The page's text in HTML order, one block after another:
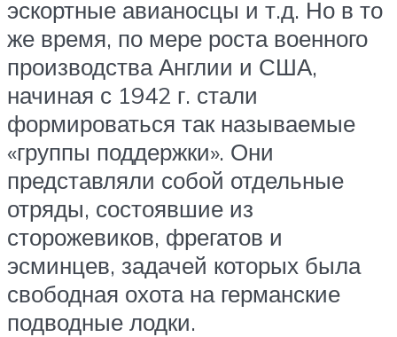
эскортные авианосцы и т.д. Но в то
же время, по мере роста военного
производства Англии и США,
начиная с 1942 г. стали
формироваться так называемые
«группы поддержки». Они
представляли собой отдельные
отряды, состоявшие из
сторожевиков, фрегатов и
эсминцев, задачей которых была
свободная охота на германские
подводные лодки.